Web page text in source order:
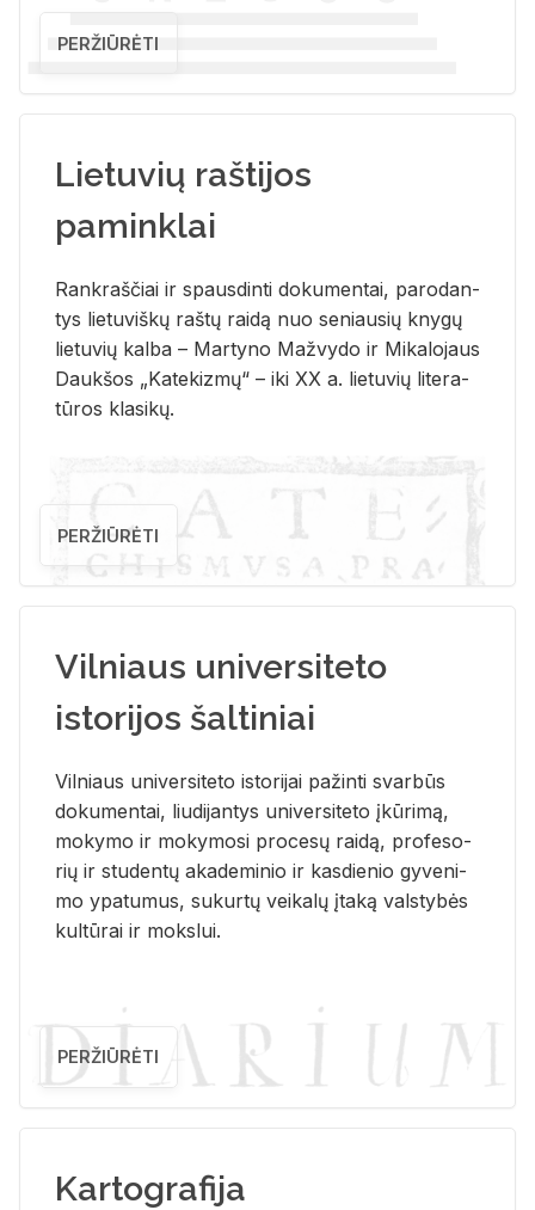
PERŽIŪRĖTI
Lietuvių raštijos
paminklai
Rank­raš­čiai ir spaus­din­ti do­ku­men­tai, pa­ro­dan­
tys lie­tu­viš­kų raš­tų rai­dą nuo se­niau­sių kny­gų
lie­tu­vių kal­ba – Mar­ty­no Ma­žvy­do ir Mi­ka­lo­jaus
Dauk­šos „Ka­te­kiz­mų“ – iki XX a. lie­tu­vių li­te­ra­
tū­ros kla­si­kų.
PERŽIŪRĖTI
Vilniaus universiteto
istorijos šaltiniai
Vil­niaus uni­ver­si­te­to is­to­ri­jai pa­žin­ti svar­būs
do­ku­men­tai, liu­di­jan­tys uni­ver­si­te­to įkū­ri­mą,
mo­ky­mo ir mo­ky­mo­si pro­ce­sų rai­dą, pro­fe­so­
rių ir stu­den­tų aka­de­mi­nio ir kas­die­nio gy­ve­ni­
mo ypa­tu­mus, su­kur­tų vei­ka­lų įta­ką vals­ty­bės
kul­tū­rai ir moks­lui.
PERŽIŪRĖTI
Kartografija